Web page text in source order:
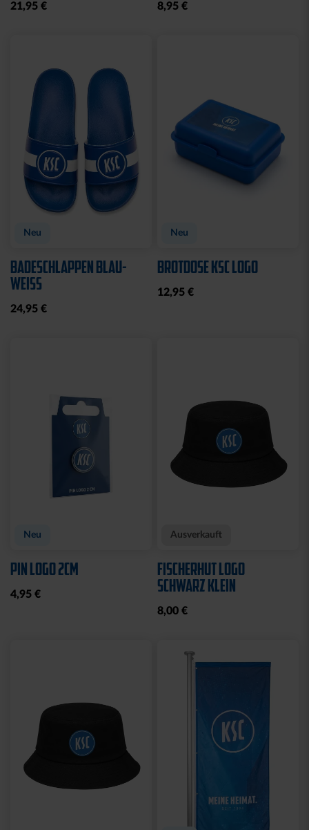
21,95 € 8,95 €
Neu
BADESCHLAPPEN BLAU-
WEISS
24,95 €
Neu
BROTDOSE KSC LOGO
12,95 €
Neu
PIN LOGO 2CM
4,95 €
Ausverkauft
FISCHERHUT LOGO
SCHWARZ KLEIN
8,00 €